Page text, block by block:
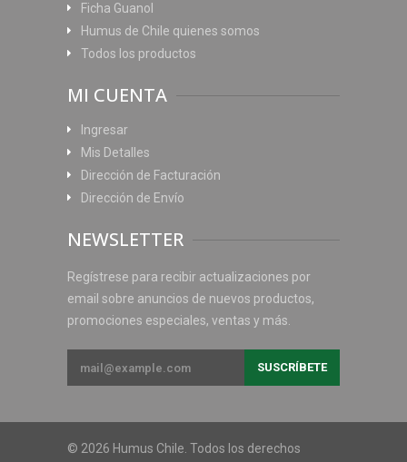
Ficha Guanol
Humus de Chile quienes somos
Todos los productos
MI CUENTA
Ingresar
Mis Detalles
Dirección de Facturación
Dirección de Envío
NEWSLETTER
Regístrese para recibir actualizaciones por
email sobre anuncios de nuevos productos,
promociones especiales, ventas y más.
© 2026 Humus Chile. Todos los derechos